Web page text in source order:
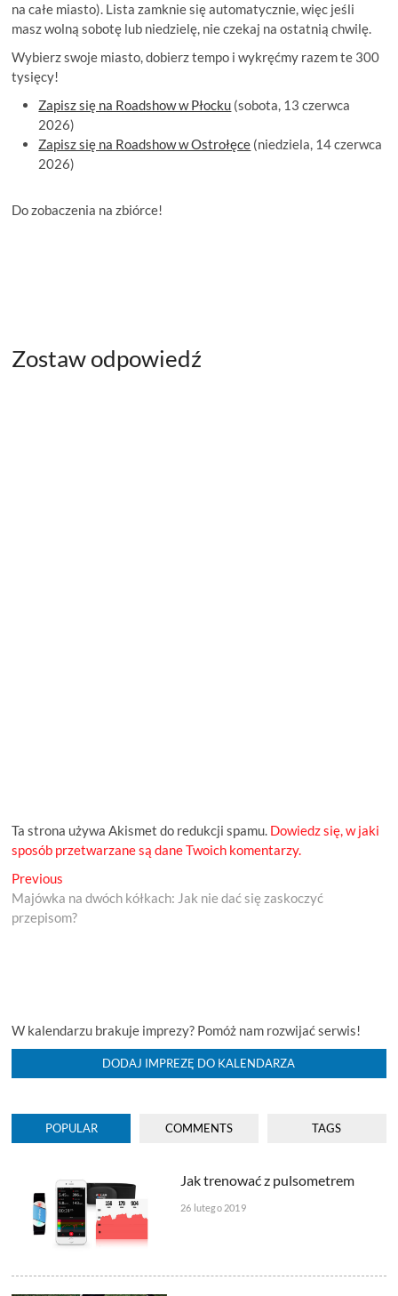
na całe miasto). Lista zamknie się automatycznie, więc jeśli
masz wolną sobotę lub niedzielę, nie czekaj na ostatnią chwilę.
Wybierz swoje miasto, dobierz tempo i wykręćmy razem te 300
tysięcy!
Zapisz się na Roadshow w Płocku (sobota, 13 czerwca
2026)
Zapisz się na Roadshow w Ostrołęce (niedziela, 14 czerwca
2026)
Do zobaczenia na zbiórce!
Zostaw odpowiedź
Ta strona używa Akismet do redukcji spamu. Dowiedz się, w jaki
sposób przetwarzane są dane Twoich komentarzy.
Nawigacja
wpisu
Previous
post:
Majówka na dwóch kółkach: Jak nie dać się zaskoczyć
przepisom?
W kalendarzu brakuje imprezy? Pomóż nam rozwijać serwis!
DODAJ IMPREZĘ DO KALENDARZA
POPULAR COMMENTS TAGS
Jak trenować z pulsometrem
26 lutego 2019